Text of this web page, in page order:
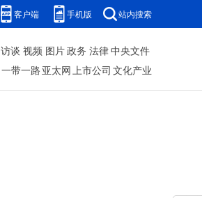
客户端 手机版 站内搜索
访谈 视频 图片政务 法律中央文件
一带一路 亚太网上市公司 文化产业